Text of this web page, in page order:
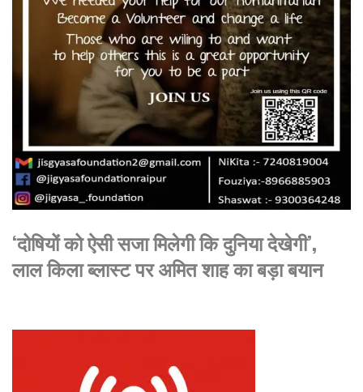
‘दोषियों को ऐसी सजा मिलेगी कि दुनिया देखेगी’,
लाल किला ब्लास्ट पर अमित शाह का बड़ा बयान